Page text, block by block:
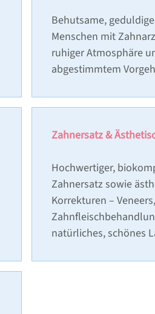
Behutsame,
Menschen mit
ruhiger Atmosphäre
abgestimmtem
Zahnersatz &
Hochwertiger,
Zahnersatz sowie
Korrekturen –
natürliches, schönes